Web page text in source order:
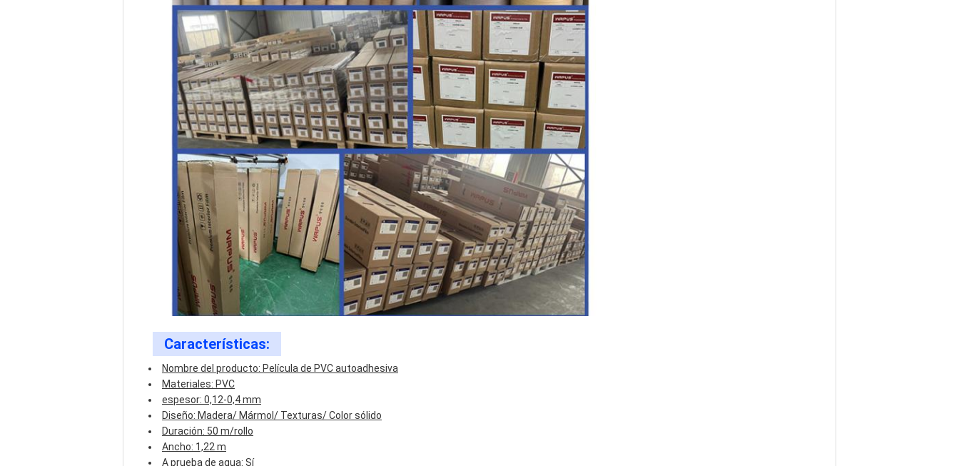
Características:
Nombre del producto: Película de PVC autoadhesiva
Materiales: PVC
espesor: 0,12-0,4 mm
Diseño: Madera/ Mármol/ Texturas/ Color sólido
Duración: 50 m/rollo
Ancho: 1,22 m
A prueba de agua: Sí